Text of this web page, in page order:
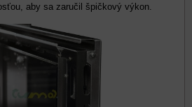
aby sa zaručil špičkový výkon.